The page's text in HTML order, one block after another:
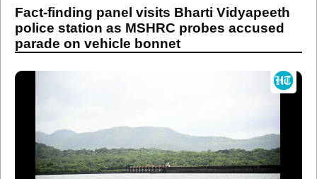
Fact-finding panel visits Bharti Vidyapeeth
police station as MSHRC probes accused
parade on vehicle bonnet